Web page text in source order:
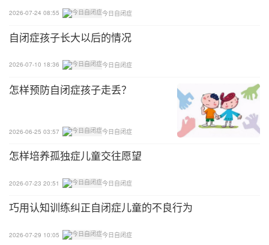
2026-07-24 08:55 今日自闭症
自闭症孩子长大以后的情况
2026-07-10 18:36 今日自闭症
怎样预防自闭症孩子走丢？
2026-06-25 03:57 今日自闭症
怎样培养孤独症儿童交往愿望
2026-07-23 20:51 今日自闭症
巧用认知训练纠正自闭症儿童的不良行为
2026-07-29 10:05 今日自闭症